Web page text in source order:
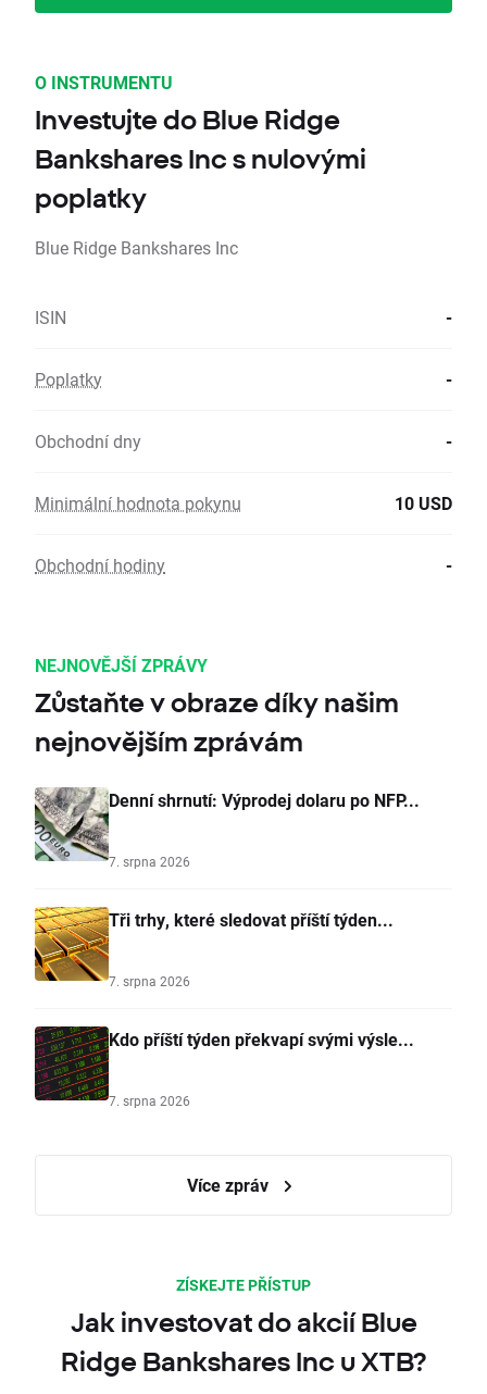
O INSTRUMENTU
Investujte do Blue Ridge
Bankshares Inc s nulovými
poplatky
Blue Ridge Bankshares Inc
ISIN -
Poplatky -
Obchodní dny -
Minimální hodnota pokynu 10 USD
Obchodní hodiny -
NEJNOVĚJŠÍ ZPRÁVY
Zůstaňte v obraze díky našim
nejnovějším zprávám
Denní shrnutí: Výprodej dolaru po NFP...
7. srpna 2026
Tři trhy, které sledovat příští týden...
7. srpna 2026
Kdo příští týden překvapí svými výsle...
7. srpna 2026
Více zpráv
ZÍSKEJTE PŘÍSTUP
Jak investovat do akcií Blue
Ridge Bankshares Inc u XTB?